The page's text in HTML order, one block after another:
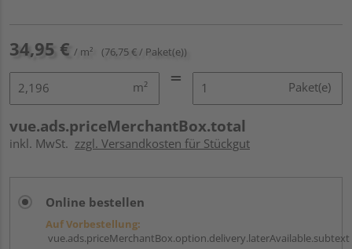
34,95 € / m² (76,75 € / Paket(e))
m² Paket(e)
vue.ads.priceMerchantBox.total
inkl. MwSt. zzgl. Versandkosten für Stückgut
Online bestellen
Auf Vorbestellung:
vue.ads.priceMerchantBox.option.delivery.laterAvailable.subtext